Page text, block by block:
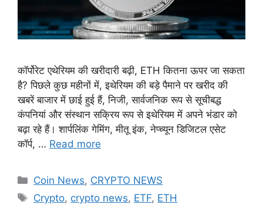
कॉर्पोरेट एथेरियम की खरीदारी बढ़ी, ETH कितना ऊपर जा सकता
है? पिछले कुछ महीनों में, इथेरियम की बड़े पैमाने पर खरीद की
खबरें बाजार में छाई हुई हैं, निजी, सार्वजनिक रूप से सूचीबद्ध
कंपनियां और संस्थान सक्रिय रूप से इथेरियम में अपने भंडार को
बढ़ा रहे हैं। शार्पलिंक गेमिंग, मीतू इंक, नेप्च्यून डिजिटल एसेट
कॉर्प, … Read more
Categories
Coin News, CRYPTO NEWS
Tags
Crypto, crypto news, ETF, ETH